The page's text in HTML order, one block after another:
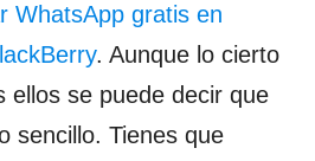
WhatsApp gratis en
. Aunque lo cierto
ellos se puede decir que
sencillo. Tienes que